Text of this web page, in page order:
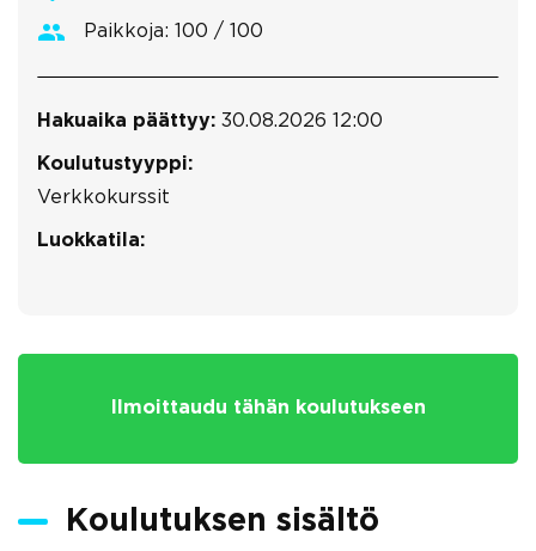
Paikkoja: 100 / 100
Hakuaika päättyy: 30.08.2026 12:00
Koulutustyyppi:
Verkkokurssit
Luokkatila:
Ilmoittaudu tähän koulutukseen
Koulutuksen sisältö